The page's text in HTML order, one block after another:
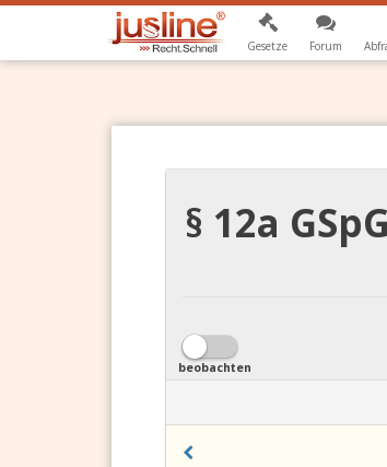
Gesetze Forum
§ 12a
beobachten